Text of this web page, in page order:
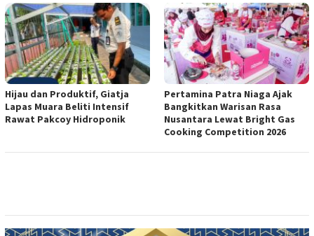
Hijau dan Produktif, Giatja
Lapas Muara Beliti Intensif
Rawat Pakcoy Hidroponik
Pertamina Patra Niaga Ajak
Bangkitkan Warisan Rasa
Nusantara Lewat Bright Gas
Cooking Competition 2026